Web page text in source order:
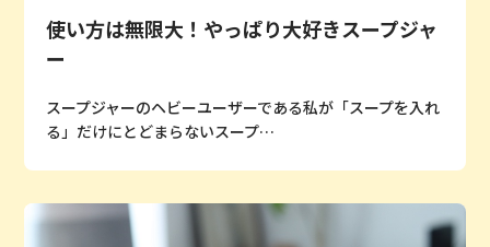
使い方は無限大！やっぱり大好きスープジャ
ー
スープジャーのヘビーユーザーである私が「スープを入れ
る」だけにとどまらないスープ…